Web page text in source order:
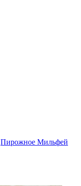
Пирожное Мильфей